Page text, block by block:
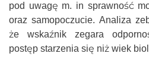
pod uwagę m. in sprawność
oraz samopoczucie. Analiza
że wskaźnik zegara
postęp starzenia się niż wiek